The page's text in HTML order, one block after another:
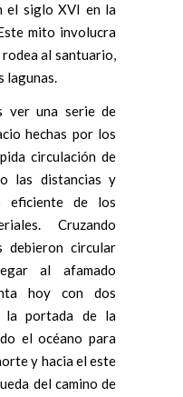
el siglo XVI en la
mito involucra
al santuario,
lagunas.
ver una serie de
hechas por los
circulación de
las distancias y
eficiente de los
Cruzando
debieron circular
al afamado
hoy con dos
la portada de la
el océano para
y hacia el este
del camino de